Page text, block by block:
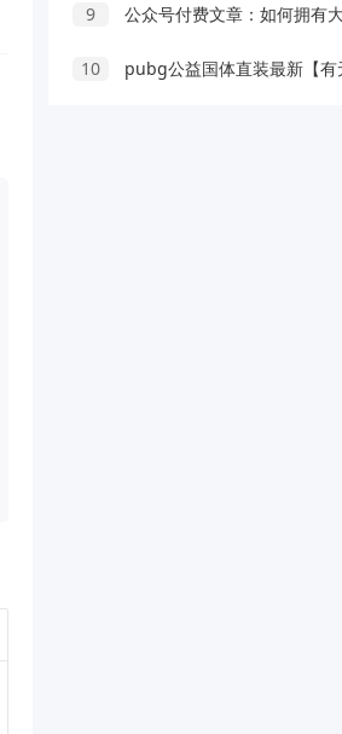
9 公众号付费文章：如何拥有大量可支配时间？衣
10 pubg公益国体直装最新【有